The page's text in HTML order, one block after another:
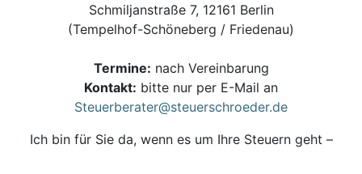
Schmiljanstraße 7, 12161 Berlin
(Tempelhof-Schöneberg / Friedenau)
Termine: nach Vereinbarung
Kontakt: bitte nur per E-Mail an
Steuerberater@steuerschroeder.de
Ich bin für Sie da, wenn es um Ihre Steuern geht –